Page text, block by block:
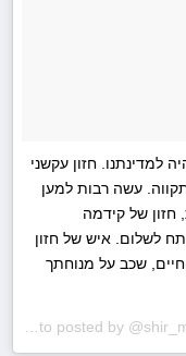
למדינתנו. חזון עקשני
עשה רבות למען
חזון של קידמה
לשלום. איש של חזון
שכב על מנוחתך